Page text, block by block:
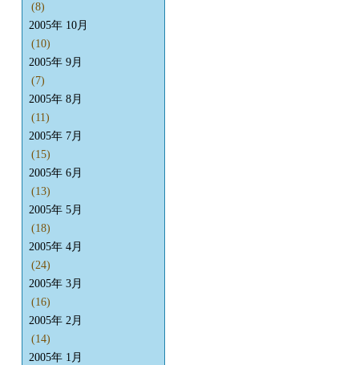
(8)
2005年 10月
(10)
2005年 9月
(7)
2005年 8月
(11)
2005年 7月
(15)
2005年 6月
(13)
2005年 5月
(18)
2005年 4月
(24)
2005年 3月
(16)
2005年 2月
(14)
2005年 1月